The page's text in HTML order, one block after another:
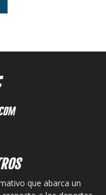
que abarca un